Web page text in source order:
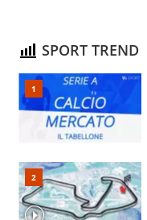
SPORT TREND